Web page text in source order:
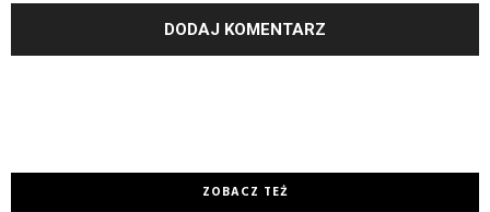
ZOBACZ TEŻ